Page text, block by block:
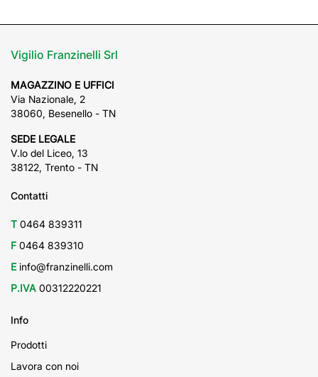
Vigilio Franzinelli Srl
MAGAZZINO E UFFICI
Via Nazionale, 2
38060, Besenello - TN
SEDE LEGALE
V.lo del Liceo, 13
38122, Trento - TN
Contatti
T 0464 839311
F 0464 839310
E info@franzinelli.com
P.IVA 00312220221
Info
Prodotti
Lavora con noi